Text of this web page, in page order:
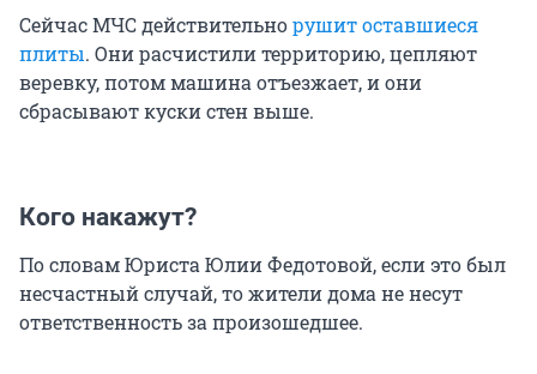
Сейчас МЧС действительнорушит оставшиеся
плиты. Они расчистили территорию, цепляют
веревку, потом машина отъезжает, и они
сбрасывают куски стен выше.
Кого накажут?
По словам Юриста Юлии Федотовой, если это был
несчастный случай, то жители дома не несут
ответственность за произошедшее.